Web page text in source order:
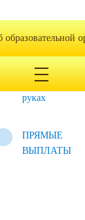
Здоровье в
наших
руках
ПРЯМЫЕ
ВЫПЛАТЫ
образовательной